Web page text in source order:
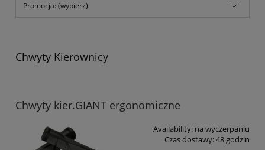
Promocja: (wybierz)
Chwyty Kierownicy
Chwyty kier.GIANT ergonomiczne
Availability: na wyczerpaniu
Czas dostawy:48 godzin